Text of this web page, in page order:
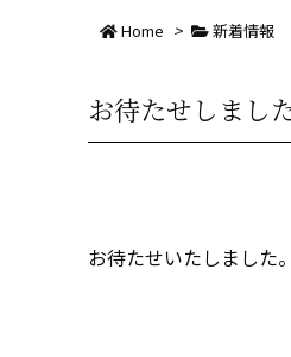
Home > 新着情報
お待たせしまし
お待たせいたしました